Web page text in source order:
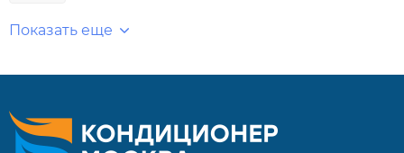
Показать еще